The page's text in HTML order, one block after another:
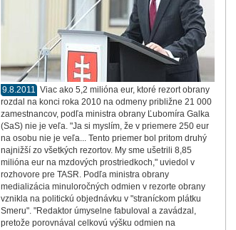
9.8.2011 Viac ako 5,2 milióna eur, ktoré rezort obrany
rozdal na konci roka 2010 na odmeny približne 21 000
zamestnancov, podľa ministra obrany Ľubomíra Galka
(SaS) nie je veľa. "Ja si myslím, že v priemere 250 eur
na osobu nie je veľa... Tento priemer bol pritom druhý
najnižší zo všetkých rezortov. My sme ušetrili 8,85
milióna eur na mzdových prostriedkoch," uviedol v
rozhovore pre TASR. Podľa ministra obrany
medializácia minuloročných odmien v rezorte obrany
vznikla na politickú objednávku v "straníckom plátku
Smeru". "Redaktor úmyselne fabuloval a zavádzal,
pretože porovnával celkovú výšku odmien na